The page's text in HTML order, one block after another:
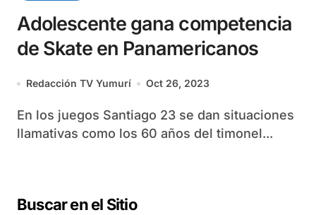
Adolescente gana competencia
de Skate en Panamericanos
Redacción TV Yumurí Oct 26, 2023
En los juegos Santiago 23 se dan situaciones
llamativas como los 60 años del timonel...
Buscar en el Sitio